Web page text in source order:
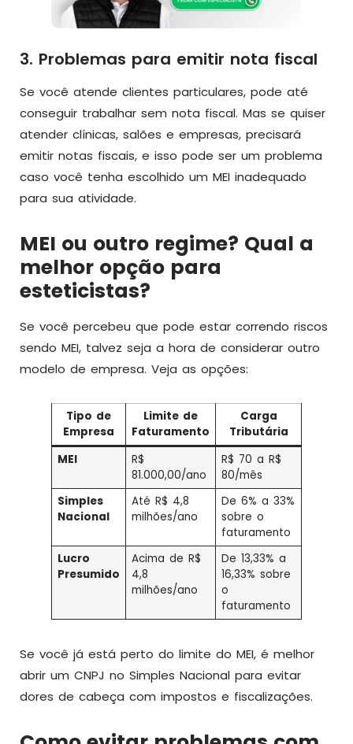
3. Problemas para emitir nota fiscal
Se você atende clientes particulares, pode até
conseguir trabalhar sem nota fiscal. Mas se quiser
atender clínicas, salões e empresas, precisará
emitir notas fiscais, e isso pode ser um problema
caso você tenha escolhido um MEI inadequado
para sua atividade.
MEI ou outro regime? Qual a
melhor opção para
esteticistas?
Se você percebeu que pode estar correndo riscos
sendo MEI, talvez seja a hora de considerar outro
modelo de empresa. Veja as opções:
Tipo de
Empresa
Limite de
Faturamento
Carga
Tributária
MEI
R$
81.000,00/ano
R$ 70 a R$
80/mês
Simples
Nacional
Até R$ 4,8
milhões/ano
De 6% a 33%
sobre o
faturamento
Lucro
Presumido
Acima de R$
4,8
milhões/ano
De 13,33% a
16,33% sobre
o
faturamento
Se você já está perto do limite do MEI, é melhor
abrir um CNPJ no Simples Nacional para evitar
dores de cabeça com impostos e fiscalizações.